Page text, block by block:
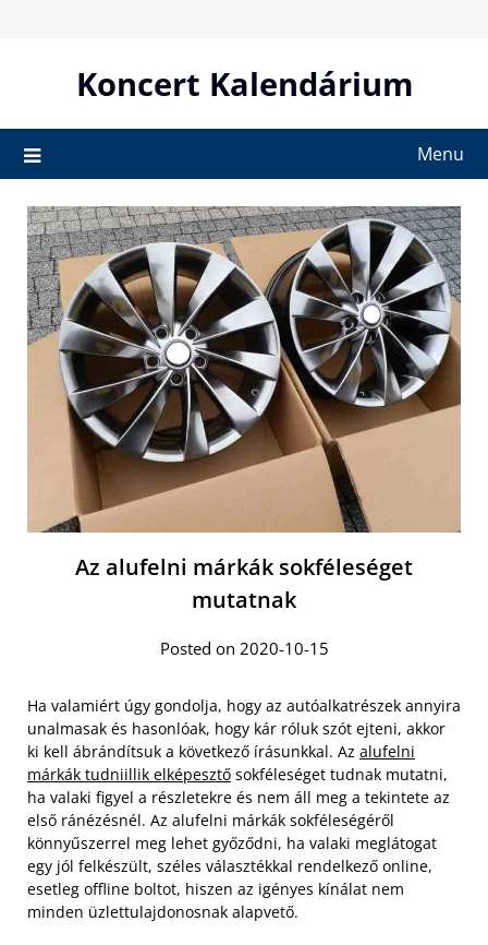
Koncert Kalendárium
Menu
Az alufelni márkák sokféleséget
mutatnak
Posted on 2020-10-15
Ha valamiért úgy gondolja, hogy az autóalkatrészek annyira
unalmasak és hasonlóak, hogy kár róluk szót ejteni, akkor
ki kell ábrándítsuk a következő írásunkkal. Az alufelni
márkák tudniillik elképesztő sokféleséget tudnak mutatni,
ha valaki figyel a részletekre és nem áll meg a tekintete az
első ránézésnél. Az alufelni márkák sokféleségéről
könnyűszerrel meg lehet győződni, ha valaki meglátogat
egy jól felkészült, széles választékkal rendelkező online,
esetleg offline boltot, hiszen az igényes kínálat nem
minden üzlettulajdonosnak alapvető.